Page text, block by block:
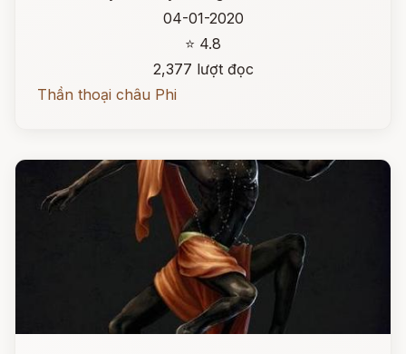
04-01-2020
⭐ 4.8
2,377 lượt đọc
Thần thoại châu Phi